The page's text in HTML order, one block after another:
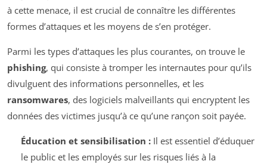
à cette menace, il est crucial de connaître les différentes
formes d’attaques et les moyens de s’en protéger.
Parmi les types d’attaques les plus courantes, on trouve le
phishing, qui consiste à tromper les internautes pour qu’ils
divulguent des informations personnelles, et les
ransomwares, des logiciels malveillants qui encryptent les
données des victimes jusqu’à ce qu’une rançon soit payée.
Éducation et sensibilisation :Il est essentiel d’éduquer
le public et les employés sur les risques liés à la